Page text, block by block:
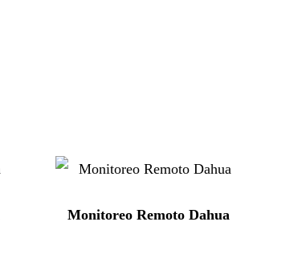
Monitoreo Remoto Dahua